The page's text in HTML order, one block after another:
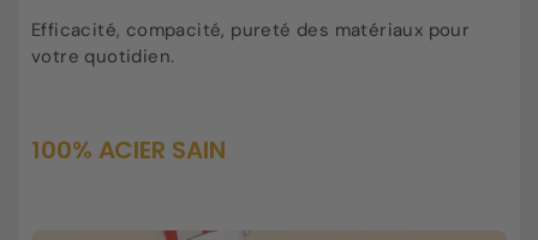
Efficacité, compacité, pureté des matériaux pour
votre quotidien.
100% ACIER SAIN